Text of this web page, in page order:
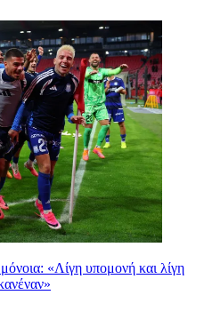
«Λίγη υπομονή και λίγη